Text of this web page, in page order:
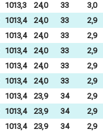
1013,3 24,0 33
3,0
1013,4 24,0 33
2,9
1013,4 24,0 33
2,9
1013,4 24,0 33
2,9
1013,4 24,0 33
2,9
1013,4 24,0 33
2,9
1013,4 23,9 34
2,9
1013,4 23,9 34
2,9
1013,4 23,9 34
2,9